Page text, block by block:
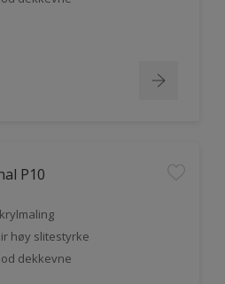
P10
høy slitestyrke
dekkevne